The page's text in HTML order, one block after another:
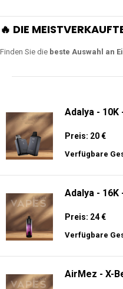
🔥 DIE
Finden Sie die beste Auswahl an
Adalya -
Preis: 20 €
Verfügbare
Adalya -
Preis: 24 €
Verfügbare
AirMez - X-